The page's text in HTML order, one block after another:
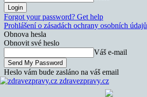
Forgot your password? Get help
Prohlášení o zásadách ochrany osobních údajů
Obnova hesla
Obnovit své heslo
Váš e-mail
Heslo vám bude zasláno na váš email
zdravezpravy.cz